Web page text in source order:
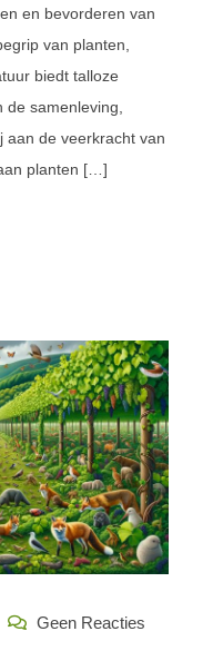
en bevorderen van
van planten,
biedt talloze
samenleving,
aan de veerkracht van
planten […]
Geen Reacties